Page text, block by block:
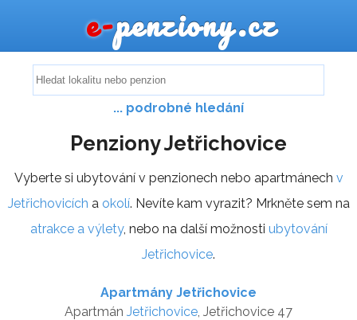
e-penziony.cz
... podrobné hledání
Penziony Jetřichovice
Vyberte si ubytování v penzionech nebo apartmánech v
Jetřichovicích a okolí. Nevíte kam vyrazit? Mrkněte sem na
atrakce a výlety, nebo na další možnosti ubytování
Jetřichovice.
Apartmány Jetřichovice
Apartmán Jetřichovice , Jetřichovice 47